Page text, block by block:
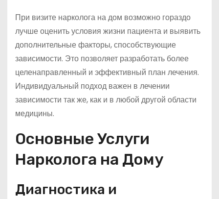
При визите нарколога на дом возможно гораздо
лучше оценить условия жизни пациента и выявить
дополнительные факторы, способствующие
зависимости. Это позволяет разработать более
целенаправленный и эффективный план лечения.
Индивидуальный подход важен в лечении
зависимости так же, как и в любой другой области
медицины.
Основные Услуги
Нарколога на Дому
Диагностика и